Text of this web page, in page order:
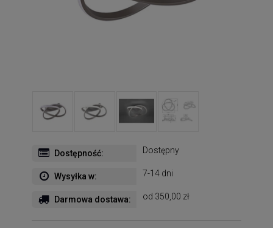
Dostępność: Dostępny
Wysyłka w: 7-14 dni
Darmowa dostawa: od 350,00 zł